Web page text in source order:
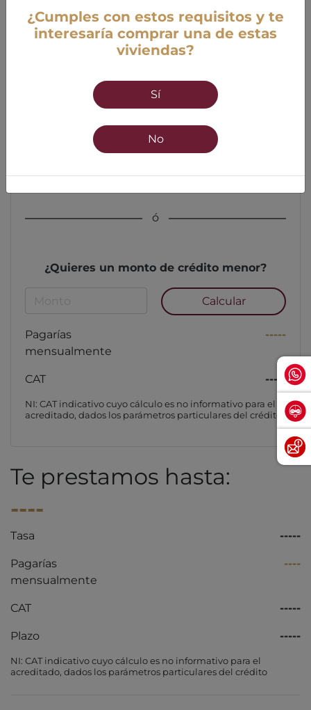
¿Cumples con estos requisitos y te
interesaría comprar una de estas
viviendas?
Sí
No
Edad
18 años mínimo 55 años máximo
ó
¿Quieres un monto de crédito menor?
Calcular
Pagarías
mensualmente
-----
CAT -----
NI: CAT indicativo cuyo cálculo es no informativo para el
acreditado, dados los parámetros particulares del crédito
Te prestamos hasta:
----
Tasa -----
Pagarías
mensualmente
----
CAT -----
Plazo -----
NI: CAT indicativo cuyo cálculo es no informativo para el
acreditado, dados los parámetros particulares del crédito